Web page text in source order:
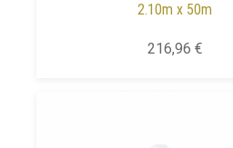
2.10m x 50m
216,96 €